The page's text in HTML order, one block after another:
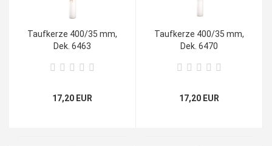
Taufkerze 400/35 mm,
Dek. 6463
17,20 EUR
Taufkerze 400/35 mm,
Dek. 6470
17,20 EUR